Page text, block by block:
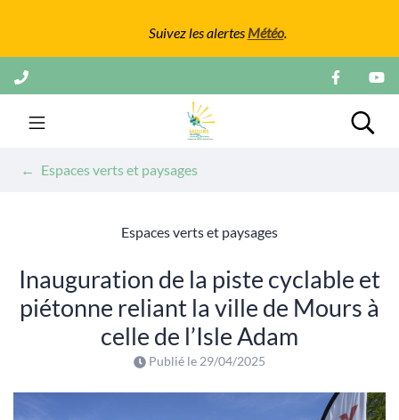
Suivez les alertes Météo.
Aller
au
contenu
Mairie de Mours
Espaces verts et paysages
Espaces verts et paysages
Inauguration de la piste cyclable et
piétonne reliant la ville de Mours à
celle de l’Isle Adam
Publié le 29/04/2025